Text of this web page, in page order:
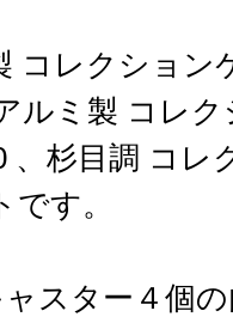
コレクション
ルミ製 コレ
、杉目調 コレ
す。
スター４個